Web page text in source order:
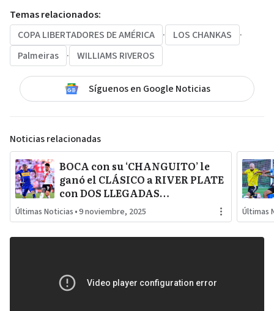
Temas relacionados:
COPA LIBERTADORES DE AMÉRICA
· LOS CHANKAS
·
Palmeiras
· WILLIAMS RIVEROS
Síguenos en Google Noticias
Noticias relacionadas
BOCA con su ‘CHANGUITO’ le
ganó el CLÁSICO a RIVER PLATE
con DOS LLEGADAS
FULMINANTES que lo dejan a
GALLARDO lejos de la COPA
Últimas Noticias •9 noviembre, 2025 Últimas